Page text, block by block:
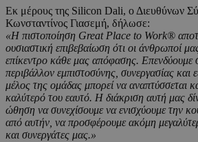
Εκ μέρους της Silicon Dali, ο Διευθύνων
Κωνσταντίνος Γιασεμή, δήλωσε:
«Η πιστοποίηση Great Place to Work®
ουσιαστική επιβεβαίωση ότι οι άνθρωποί
επίκεντρο κάθε μας απόφασης. Επενδύουμε
περιβάλλον εμπιστοσύνης, συνεργασίας και
μέλος της ομάδας μπορεί να αναπτύσσεται
καλύτερό του εαυτό. Η διάκριση αυτή μας
ώθηση να συνεχίσουμε να ενισχύουμε την
από αυτήν, να προσφέρουμε ακόμη
και συνεργάτες μας.»